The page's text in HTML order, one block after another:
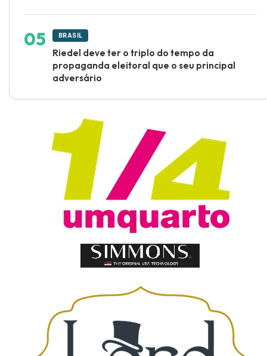
BRASIL
Riedel deve ter o triplo do tempo da
propaganda eleitoral que o seu principal
adversário